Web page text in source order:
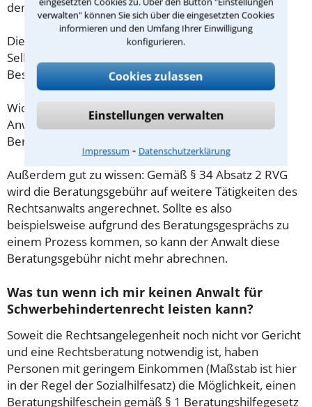
verwalten" können Sie sich über die eingesetzten Cookies
informieren und den Umfang Ihrer Einwilligung
konfigurieren.
Cookies zulassen
Einstellungen verwalten
Impressum ⁃ Datenschutzerklärung
demnach maximal 190,00 € zzgl. MwSt.
Diese Regelung gilt jedoch nur für Verbraucher. Für
Selbstständige oder Freiberufler gilt diese
Beschränkung nicht.
Wichtig daher: Klären Sie die Kostenfrage mit Ihrem
Anwalt aus Karlsruhe schon zu Beginn der ersten
Beratung.
Außerdem gut zu wissen: Gemäß § 34 Absatz 2 RVG
wird die Beratungsgebühr auf weitere Tätigkeiten des
Rechtsanwalts angerechnet. Sollte es also
beispielsweise aufgrund des Beratungsgesprächs zu
einem Prozess kommen, so kann der Anwalt diese
Beratungsgebühr nicht mehr abrechnen.
Was tun wenn ich mir keinen Anwalt für
Schwerbehindertenrecht leisten kann?
Soweit die Rechtsangelegenheit noch nicht vor Gericht
und eine Rechtsberatung notwendig ist, haben
Personen mit geringem Einkommen (Maßstab ist hier
in der Regel der Sozialhilfesatz) die Möglichkeit, einen
Beratungshilfeschein gemäß § 1 Beratungshilfegesetz